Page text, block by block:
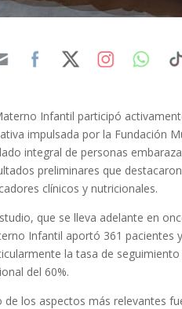
Infantil participó
impulsada por la Fundación
integral de personas
preliminares que
clínicos y nutricionales.
que se lleva adelante en
Infantil aportó 361 pacientes
la tasa de
del 60%.
de los aspectos más relevantes